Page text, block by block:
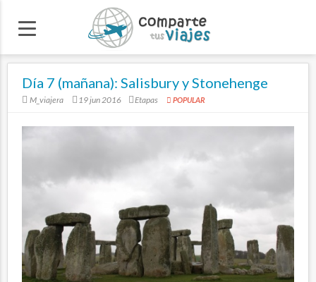
Día 7 (mañana): Salisbury y Stonehenge
M_viajera 19 jun 2016 Etapas POPULAR